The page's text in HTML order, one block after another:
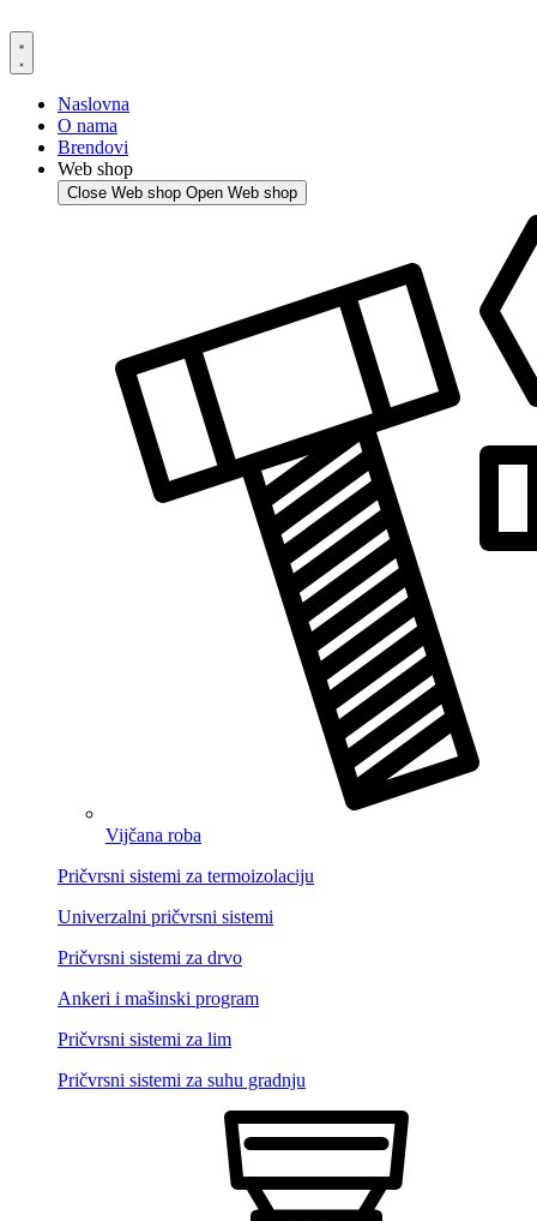
to
content
Naslovna
O nama
Brendovi
Web shop
Close Web shop Open Web shop
Vijčana roba
Pričvrsni sistemi za termoizolaciju
Univerzalni pričvrsni sistemi
Pričvrsni sistemi za drvo
Ankeri i mašinski program
Pričvrsni sistemi za lim
Pričvrsni sistemi za suhu gradnju